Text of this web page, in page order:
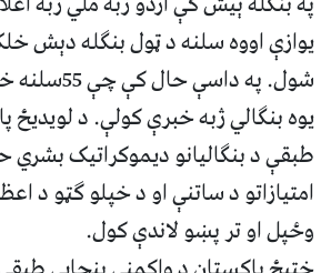
یوازې اووه سلنه د ټول بنګله دېش
شول. په داسې
یوه بنګالي ژبه خبرې کولې. د لویدیځ
طبقې د بنګالیانو دیموکراتیک بشري
امتیازاتو د ساتنې او د خپلو ګټو د
وځپل او تر پښو لاندې کول.